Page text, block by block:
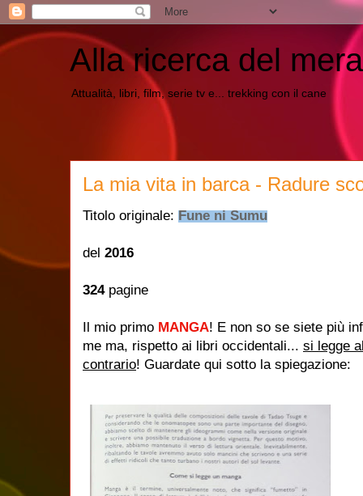
Alla ricerca del
Attualità, libri, film, serie tv e... trekking con il cane
La mia vita in barca - Radure
Titolo originale: Fune ni Sumu
del 2016
324 pagine
Il mio primo MANGA! E non so se siete più
me ma, rispetto ai libri occidentali... si legge
contrario! Guardate qui sotto la spiegazione: